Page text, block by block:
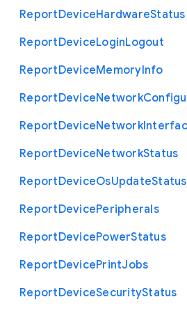
ReportDeviceHardwareStatus
ReportDeviceLoginLogout
ReportDeviceMemoryInfo
ReportDeviceNetwork
ReportDeviceNetwork
ReportDeviceNetworkStatus
ReportDeviceOsUpdateStatus
ReportDevicePeripherals
ReportDevicePowerStatus
ReportDevicePrintJobs
ReportDeviceSecurityStatus